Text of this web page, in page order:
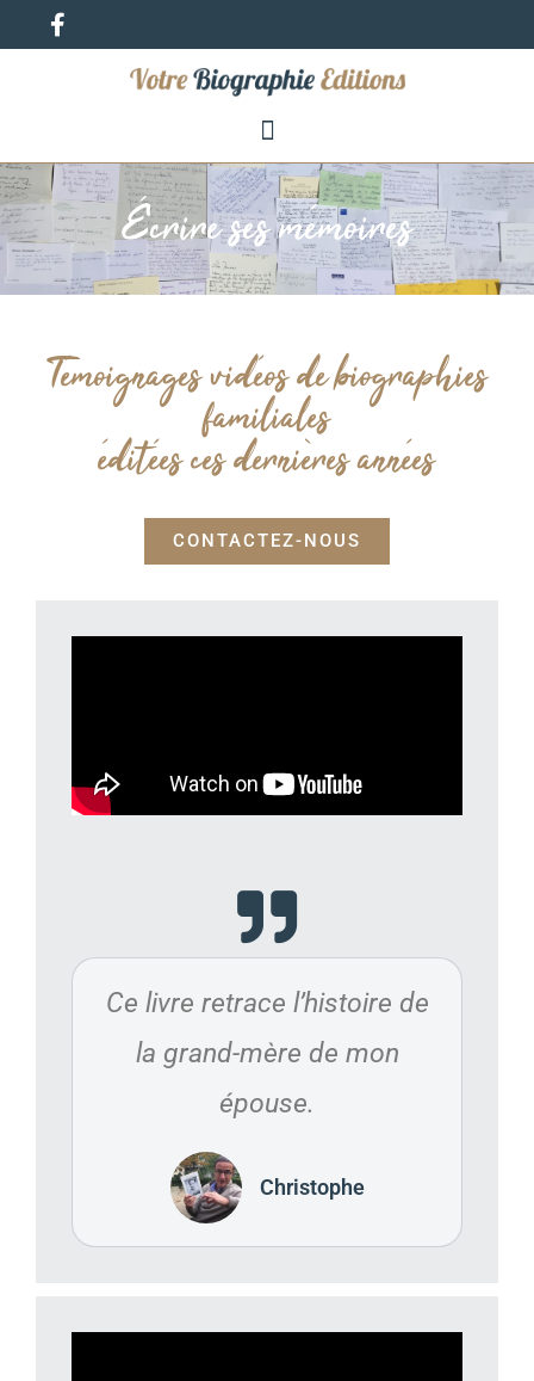
Écrire ses mémoires
Témoignages vidéos de biographies
familiales
éditées ces dernières années
CONTACTEZ-NOUS
Ce livre retrace l’histoire de
la grand-mère de mon
épouse.
Christophe